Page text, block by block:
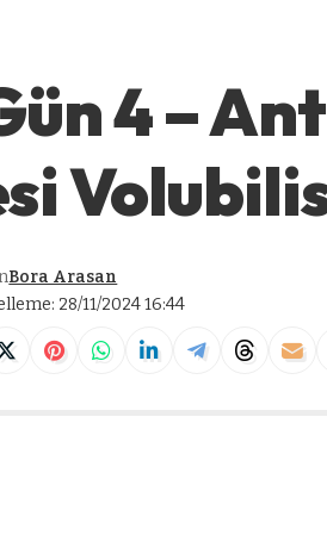
4 –
28/11/2024 16:44
Bora Arasan